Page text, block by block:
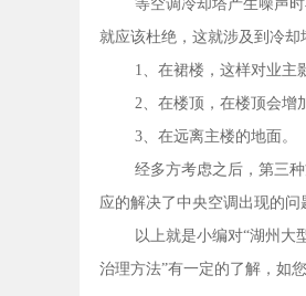
就应该杜绝，这就涉及到冷却
1、在裙楼，这样对业主
2、在楼顶，在楼顶会增
3、在远离主楼的地面。
经多方考虑之后，第三
应的解决了中央空调出现的问
以上就是小编对“湖州大
治理方法”有一定的了解，如